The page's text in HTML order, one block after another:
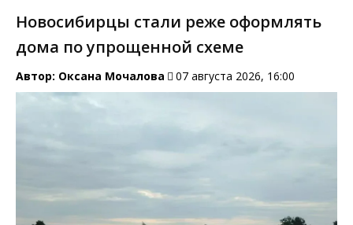
Новосибирцы стали реже оформлять
дома по упрощенной схеме
Автор: Оксана Мочалова 07 августа 2026, 16:00